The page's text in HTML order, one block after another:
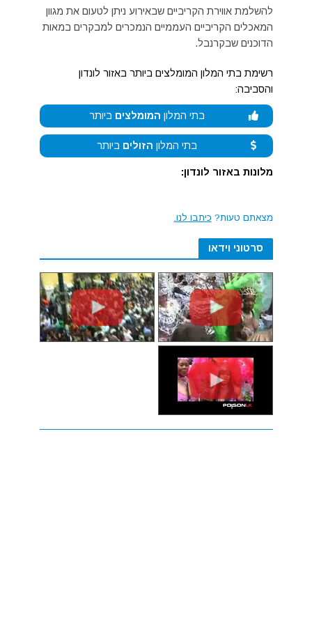
להשלמת אווירת הקריביים שבאירוע ניתן לטעום את מגוון
המאכלים הקריביים העממיים הנמכרים למבקרים במאות
הדוכנים שבקרנבל.
רשימת בתי המלון המומלצים ביותר באזור לונדון
והסביבה:
בתי המלון המומלצים ביותר
בתי המלון הזולים ביותר
מלונות באזור לונדון:
מצאתם טעות? כיתבו לנו.
סרטוני וידאו